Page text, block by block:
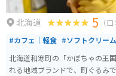
北海道 5 （
#カフェ｜軽食 #ソフトクリーム
北海道和寒町の「かぼちゃの王
れる地域ブランドで、町ぐるみ